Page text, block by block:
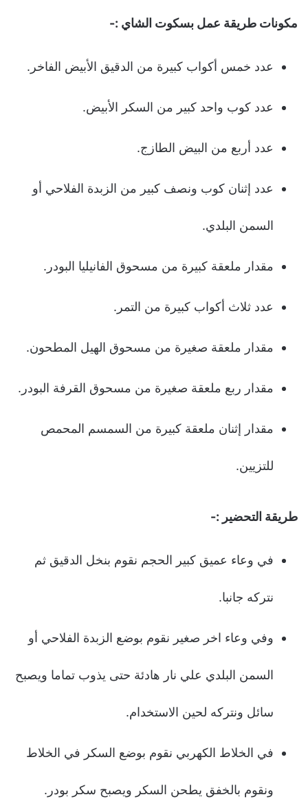
مكونات طريقة عمل بسكوت الشاي :-
عدد خمس أكواب كبيرة من الدقيق الأبيض الفاخر.
عدد كوب واحد كبير من السكر الأبيض.
عدد أربع من البيض الطازج.
عدد إثنان كوب ونصف كبير من الزبدة الفلاحي أو
السمن البلدي.
مقدار ملعقة كبيرة من مسحوق الفانيليا البودر.
عدد ثلاث أكواب كبيرة من التمر.
مقدار ملعقة صغيرة من مسحوق الهيل المطحون.
مقدار ربع ملعقة صغيرة من مسحوق القرفة البودر.
مقدار إثنان ملعقة كبيرة من السمسم المحمص
للتزيين.
طريقة التحضير :-
في وعاء عميق كبير الحجم نقوم بنخل الدقيق ثم
نتركه جانبا.
وفي وعاء اخر صغير نقوم بوضع الزبدة الفلاحي أو
السمن البلدي علي نار هادئة حتى يذوب تماما ويصبح
سائل ونتركه لحين الاستخدام.
في الخلاط الكهربي نقوم بوضع السكر في الخلاط
ونقوم بالخفق يطحن السكر ويصبح سكر بودر.